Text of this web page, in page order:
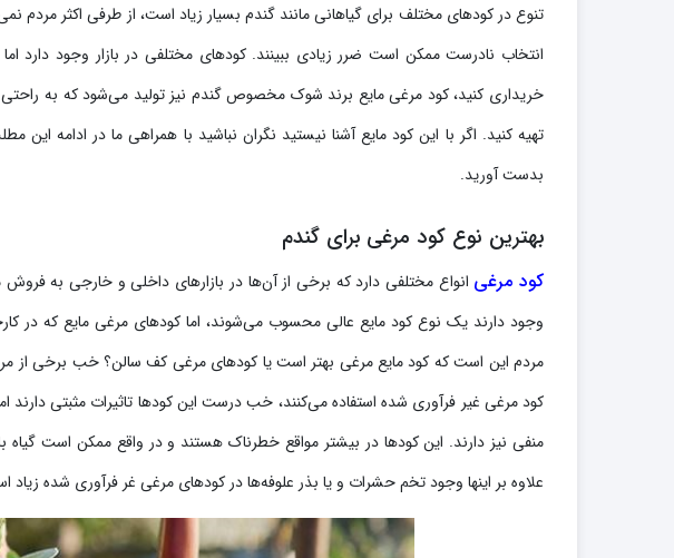
تنوع در کودهای مختلف برای گیاهانی مانند گندم بسیار زیاد است، از طرفی اکثر مردم
انتخاب نادرست ممکن است ضرر زیادی ببینند. کودهای مختلفی در بازار وجود دارد
خریداری کنید، کود مرغی مایع برند شوک مخصوص گندم نیز تولید می‌شود که به
تهیه کنید. اگر با این کود مایع آشنا نیستید نگران نباشید با همراهی ما در ادامه این
بدست آورید.
بهترین نوع کود مرغی برای گندم
کود مرغی انواع مختلفی دارد که برخی از آن‌ها در بازارهای داخلی و خارجی به
وجود دارند یک نوع کود مایع عالی محسوب می‌شوند، اما کودهای مرغی مایع که در
مردم این است که کود مایع مرغی بهتر است یا کودهای مرغی کف سالن؟ خب برخی از
کود مرغی غیر فرآوری شده استفاده می‌کنند، خب درست این کودها تاثیرات مثبتی دارند
منفی نیز دارند. این کودها در بیشتر مواقع خطرناک هستند و در واقع ممکن است گیاه
علاوه بر اینها وجود تخم حشرات و یا بذر علوفه‌ها در کودهای مرغی غر فرآوری شده زیاد